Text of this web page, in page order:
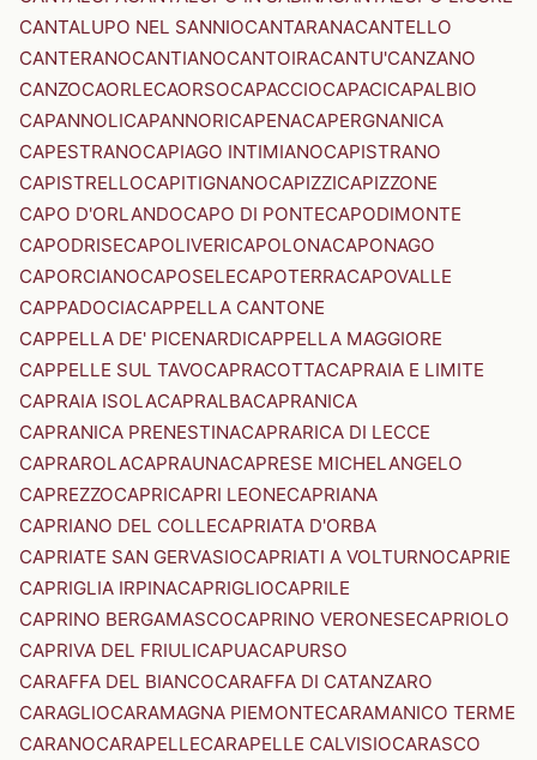
CANTALUPO NEL SANNIOCANTARANACANTELLO
CANTERANOCANTIANOCANTOIRACANTU'CANZANO
CANZOCAORLECAORSOCAPACCIOCAPACICAPALBIO
CAPANNOLICAPANNORICAPENACAPERGNANICA
CAPESTRANOCAPIAGO INTIMIANOCAPISTRANO
CAPISTRELLOCAPITIGNANOCAPIZZICAPIZZONE
CAPO D'ORLANDOCAPO DI PONTECAPODIMONTE
CAPODRISECAPOLIVERICAPOLONACAPONAGO
CAPORCIANOCAPOSELECAPOTERRACAPOVALLE
CAPPADOCIACAPPELLA CANTONE
CAPPELLA DE' PICENARDICAPPELLA MAGGIORE
CAPPELLE SUL TAVOCAPRACOTTACAPRAIA E LIMITE
CAPRAIA ISOLACAPRALBACAPRANICA
CAPRANICA PRENESTINACAPRARICA DI LECCE
CAPRAROLACAPRAUNACAPRESE MICHELANGELO
CAPREZZOCAPRICAPRI LEONECAPRIANA
CAPRIANO DEL COLLECAPRIATA D'ORBA
CAPRIATE SAN GERVASIOCAPRIATI A VOLTURNOCAPRIE
CAPRIGLIA IRPINACAPRIGLIOCAPRILE
CAPRINO BERGAMASCOCAPRINO VERONESECAPRIOLO
CAPRIVA DEL FRIULICAPUACAPURSO
CARAFFA DEL BIANCOCARAFFA DI CATANZARO
CARAGLIOCARAMAGNA PIEMONTECARAMANICO TERME
CARANOCARAPELLECARAPELLE CALVISIOCARASCO